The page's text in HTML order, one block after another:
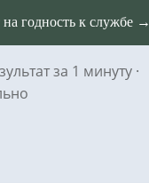
годность к службе →
за 1 минуту ·